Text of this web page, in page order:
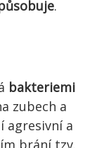
.
bakteriemi
zubech a
agresivní a